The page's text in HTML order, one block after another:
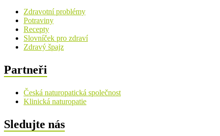
Zdravotní problémy
Potraviny
Recepty
Slovníček pro zdraví
Zdravý špajz
Partneři
Česká naturopatická společnost
Klinická naturopatie
Sledujte nás